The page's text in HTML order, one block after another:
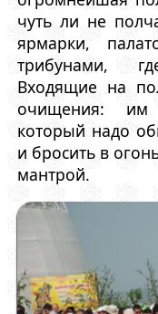
чуть ли не
ярмарки,
трибунами,
Входящие на
очищения: им
который надо
и бросить в
мантрой.